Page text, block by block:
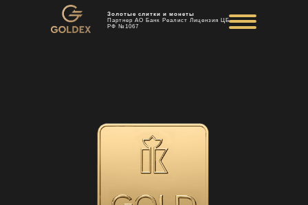
Золотые слитки и монеты
Партнер АО Банк Реалист Лицензия ЦБ
РФ №1067